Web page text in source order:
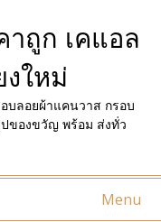
ถูก เคแอล
ใหม่
บลอยผ้าแคนวาส กรอบ
ของขวัญ พร้อม ส่งทั่ว
Menu